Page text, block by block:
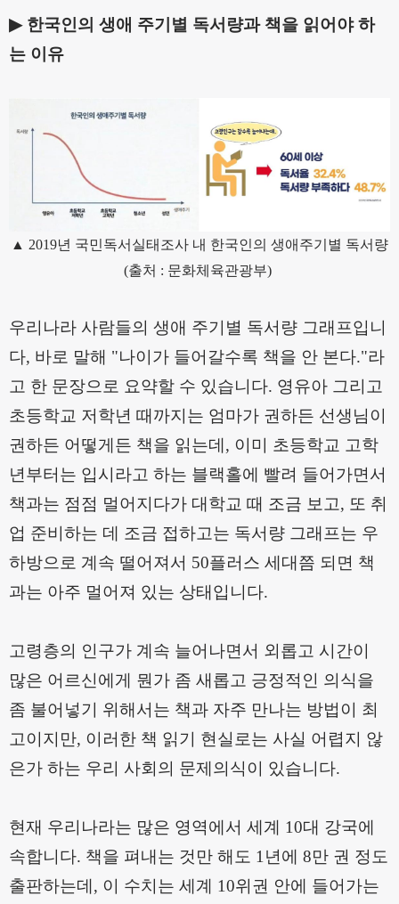
▶ 한국인의 생애 주기별 독서량과 책을 읽어야 하
는 이유
▲ 2019년 국민독서실태조사 내 한국인의 생애주기별 독서량
(출처 : 문화체육관광부)
우리나라 사람들의 생애 주기별 독서량 그래프입니
다, 바로 말해 "나이가 들어갈수록 책을 안 본다."라
고 한 문장으로 요약할 수 있습니다. 영유아 그리고
초등학교 저학년 때까지는 엄마가 권하든 선생님이
권하든 어떻게든 책을 읽는데, 이미 초등학교 고학
년부터는 입시라고 하는 블랙홀에 빨려 들어가면서
책과는 점점 멀어지다가 대학교 때 조금 보고, 또 취
업 준비하는 데 조금 접하고는 독서량 그래프는 우
하방으로 계속 떨어져서 50플러스 세대쯤 되면 책
과는 아주 멀어져 있는 상태입니다.
고령층의 인구가 계속 늘어나면서 외롭고 시간이
많은 어르신에게 뭔가 좀 새롭고 긍정적인 의식을
좀 불어넣기 위해서는 책과 자주 만나는 방법이 최
고이지만, 이러한 책 읽기 현실로는 사실 어렵지 않
은가 하는 우리 사회의 문제의식이 있습니다.
현재 우리나라는 많은 영역에서 세계 10대 강국에
속합니다. 책을 펴내는 것만 해도 1 년에 8만 권 정도
출판하는데, 이 수치는 세계 10위권 안에 들어가는